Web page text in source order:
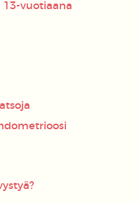
13-vuotiaana